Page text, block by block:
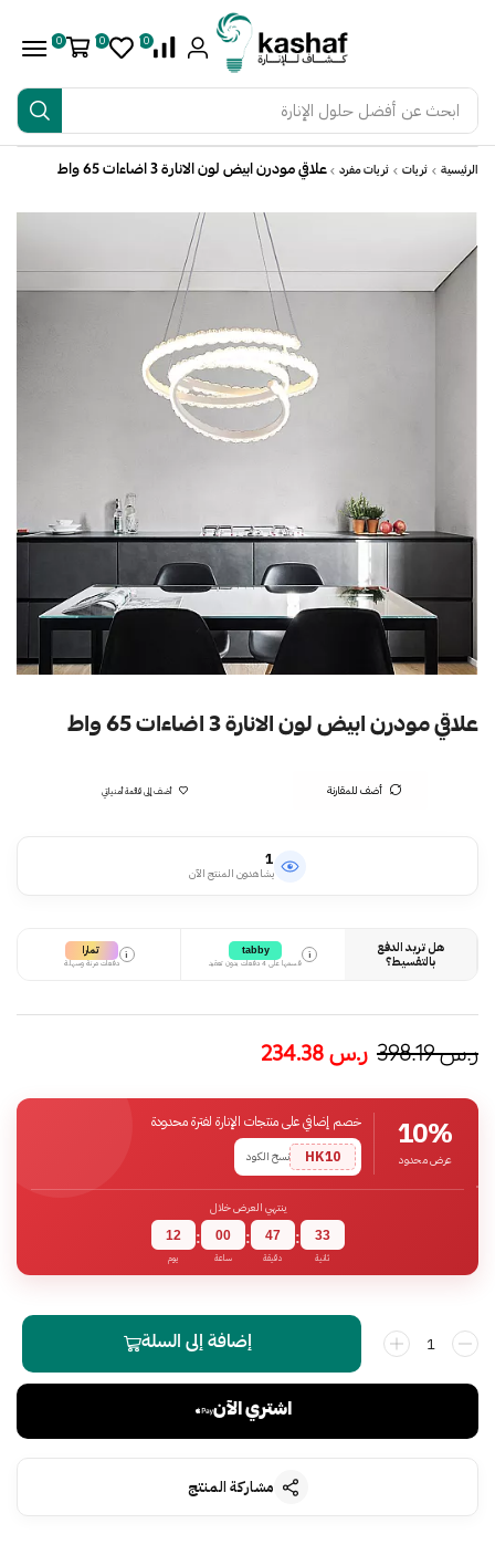
ابحث عن أفضل حلول الإنارة
0
0
0
الرئيسية ثريات ثريات مفرد علاقي مودرن ابيض لون الانارة 3 اضاءات 65 واط
علاقي مودرن ابيض لون الانارة 3 اضاءات 65 واط
أضف للمقارنة أضف إلى قائمة أمنياتي
1
يشاهدون المنتج الآن
هل تريد الدفع
بالتقسيط؟
i
tabby
قسمها على 4 دفعات بدون تعقيد
i تمارا
دفعات مرنة وسهلة
ر.س398.19 ر.س
10%
عرض محدود
خصم إضافي على منتجات الإنارة لفترة محدودة
HK10
نسخ الكود
ينتهي العرض خلال
12
يوم
: 00
ساعة
: 47
دقيقة
: 33
ثانية
إضافة إلى السلة
اشتري الآن
مشاركة المنتج